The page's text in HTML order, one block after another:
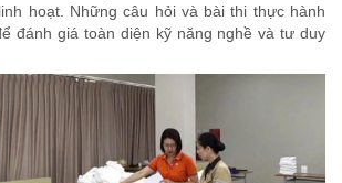
hoạt. Những câu hỏi và bài thi thực hành
đánh giá toàn diện kỹ năng nghề và tư duy